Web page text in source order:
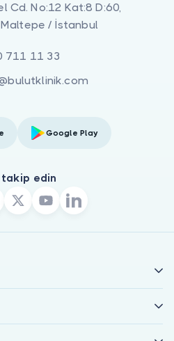
Cd. No:12 Kat:8 D:60,
/ İstanbul
711 11 33
Google Play
takip edin